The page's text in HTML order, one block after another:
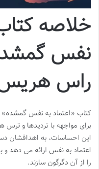
خلاصه
نفس
راس
کتاب «اعتماد به نفس گمشده»
برای مواجهه با تردیدها و ترس
این احساسات، به اهدافشان
اعتماد به نفس ارائه می دهد
را از آن دگرگون سازند.